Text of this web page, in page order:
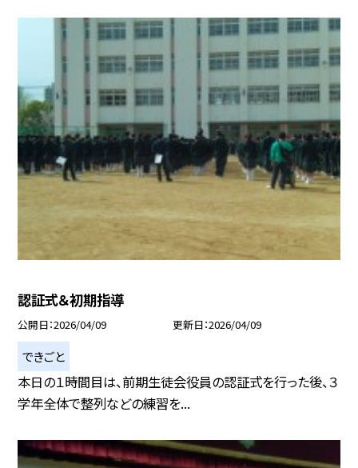
認証式＆初期指導
公開日 2026/04/09 更新日 2026/04/09
できごと
本日の１時間目は、前期生徒会役員の認証式を行った後、３
学年全体で整列などの練習を...